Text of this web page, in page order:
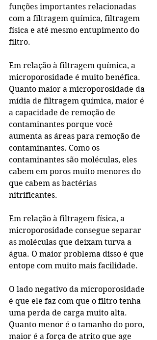
funções importantes relacionadas
com a filtragem química, filtragem
física e até mesmo entupimento do
filtro.
Em relação à filtragem química, a
microporosidade é muito benéfica.
Quanto maior a microporosidade da
mídia de filtragem química, maior é
a capacidade de remoção de
contaminantes porque você
aumenta as áreas para remoção de
contaminantes. Como os
contaminantes são moléculas, eles
cabem em poros muito menores do
que cabem as bactérias
nitrificantes.
Em relação à filtragem física, a
microporosidade consegue separar
as moléculas que deixam turva a
água. O maior problema disso é que
entope com muito mais facilidade.
O lado negativo da microporosidade
é que ele faz com que o filtro tenha
uma perda de carga muito alta.
Quanto menor é o tamanho do poro,
maior é a força de atrito que age